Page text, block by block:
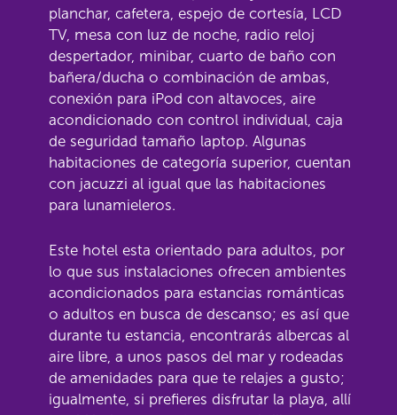
planchar, cafetera, espejo de cortesía, LCD
TV, mesa con luz de noche, radio reloj
despertador, minibar, cuarto de baño con
bañera/ducha o combinación de ambas,
conexión para iPod con altavoces, aire
acondicionado con control individual, caja
de seguridad tamaño laptop. Algunas
habitaciones de categoría superior, cuentan
con jacuzzi al igual que las habitaciones
para lunamieleros.
Este hotel esta orientado para adultos, por
lo que sus instalaciones ofrecen ambientes
acondicionados para estancias románticas
o adultos en busca de descanso; es así que
durante tu estancia, encontrarás albercas al
aire libre, a unos pasos del mar y rodeadas
de amenidades para que te relajes a gusto;
igualmente, si prefieres disfrutar la playa, allí